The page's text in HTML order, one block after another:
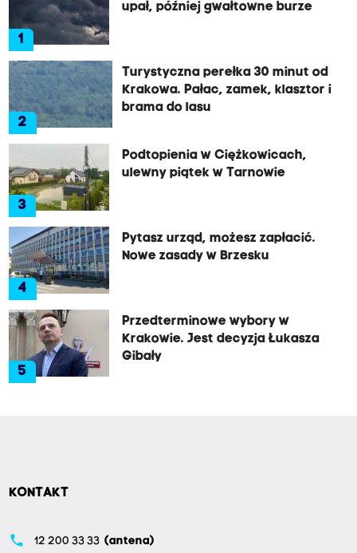
1
upał, później gwałtowne burze
2
Turystyczna perełka 30 minut od
Krakowa. Pałac, zamek, klasztor i
brama do lasu
3
Podtopienia w Ciężkowicach,
ulewny piątek w Tarnowie
4
Pytasz urząd, możesz zapłacić.
Nowe zasady w Brzesku
5
Przedterminowe wybory w
Krakowie. Jest decyzja Łukasza
Gibały
KONTAKT
phone 12 200 33 33 (antena)